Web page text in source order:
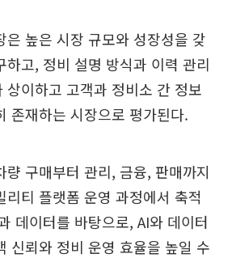
은 높은 시장 규모와 성장성을 갖
하고, 정비 설명 방식과 이력 관리
상이하고 고객과 정비소 간 정보
존재하는 시장으로 평가된다.
량 구매부터 관리, 금융, 판매까지
리티 플랫폼 운영 과정에서 축적
데이터를 바탕으로, AI와 데이터
신뢰와 정비 운영 효율을 높일 수